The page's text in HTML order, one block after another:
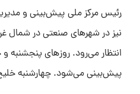
رئیس مرکز ملی پیش‌بینی و
نیز در شهرهای صنعتی در شمال
انتظار می‌رود. روزهای
پیش‌بینی می‌شود. چهارشنبه